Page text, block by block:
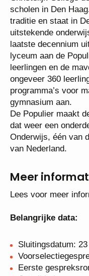
Christelijk College
scholen in Den
traditie en staat in
uitstekende
laatste decennium
het lyceum aan de
1000 leerlingen en
met ongeveer 360
volwaardige
atheneum en
De Populier maakt
dat weer een
Onderwijs, één van
Meer
Sluitingsdatum: